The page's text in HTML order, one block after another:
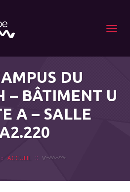
Menu
DU
– BÂTIMENT U
A – SALLE
ACCUEIL